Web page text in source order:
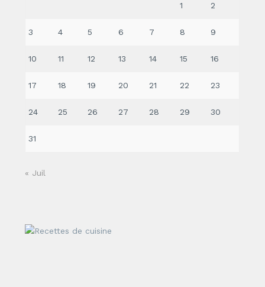
1 2
3 4 5 6 7 8 9
10 11 12 13 14 15 16
17 18 19 20 21 22 23
24 25 26 27 28 29 30
31
« Juil